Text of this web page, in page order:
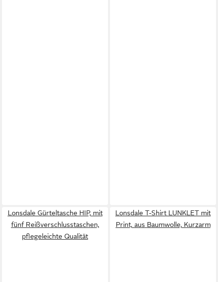
Lonsdale Gürteltasche HIP, mit
fünf Reißverschlusstaschen,
pflegeleichte Qualität
Lonsdale T-Shirt LUNKLET mit
Print, aus Baumwolle, Kurzarm